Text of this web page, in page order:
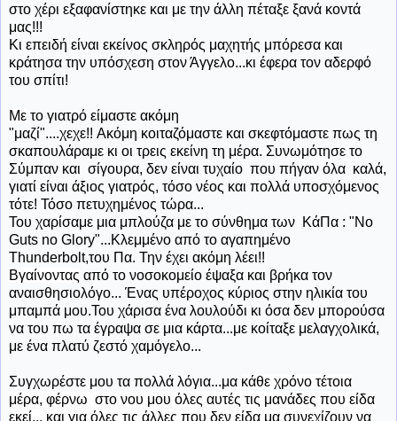
στο χέρι εξαφανίστηκε και με την άλλη πέταξε ξανά κοντά
μας!!!
Κι επειδή είναι εκείνος σκληρός μαχητής μπόρεσα και
κράτησα την υπόσχεση στον Άγγελο...κι έφερα τον αδερφό
του σπίτι!
Με το γιατρό είμαστε ακόμη
"μαζί"....χεχε!! Ακόμη κοιταζόμαστε και σκεφτόμαστε πως τη
σκαπουλάραμε κι οι τρεις εκείνη τη μέρα. Συνωμότησε το
Σύμπαν και σίγουρα, δεν είναι τυχαίο που πήγαν όλα καλά,
γιατί είναι άξιος γιατρός, τόσο νέος και πολλά υποσχόμενος
τότε! Τόσο πετυχημένος τώρα...
Του χαρίσαμε μια μπλούζα με το σύνθημα των ΚάΠα : "No
Guts no Glory"...Κλεμμένο από το αγαπημένο
Thunderbolt,του Πα. Την έχει ακόμη λέει!!
Βγαίνοντας από το νοσοκομείο έψαξα και βρήκα τον
αναισθησιολόγο... Ένας υπέροχος κύριος στην ηλικία του
μπαμπά μου.Του χάρισα ένα λουλούδι κι όσα δεν μπορούσα
να του πω τα έγραψα σε μια κάρτα...με κοίταξε μελαγχολικά,
με ένα πλατύ ζεστό χαμόγελο...
Συγχωρέστε μου τα πολλά λόγια...μα κάθε χρόνο τέτοια
μέρα, φέρνω στο νου μου όλες αυτές τις μανάδες που είδα
εκεί... και για όλες τις άλλες που δεν είδα μα συνεχίζουν να